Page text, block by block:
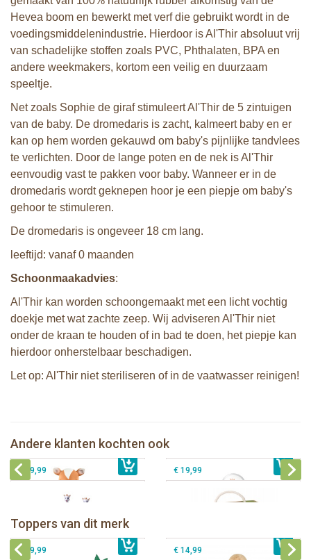
Hevea boom en bewerkt met verf die gebruikt wordt in de
voedingsmiddelenindustrie. Hierdoor is Al'Thir absoluut vrij
van schadelijke stoffen zoals PVC, Phthalaten, BPA en
andere weekmakers, kortom een veilig en duurzaam
speeltje.
Net zoals Sophie de giraf stimuleert Al'Thir de 5 zintuigen
van de baby. De dromedaris is zacht, kalmeert baby en er
kan op hem worden gekauwd om baby's pijnlijke tandvlees
te verlichten. Door de lange poten en de nek is Al'Thir
eenvoudig vast te pakken voor baby. Wanneer er in de
dromedaris wordt geknepen hoor je een piepje om baby's
gehoor te stimuleren.
De dromedaris is ongeveer 18 cm lang.
leeftijd: vanaf 0 maanden
Schoonmaakadvies:
Al'Thir kan worden schoongemaakt met een licht vochtig
doekje met wat zachte zeep. Wij adviseren Al'Thir niet
onder de kraan te houden of in bad te doen, het piepje kan
hierdoor onherstelbaar beschadigen.
Let op: Al'Thir niet steriliseren of in de vaatwasser reinigen!
Andere klanten kochten ook
€ 21,99
Sophie de giraf muziekdoosje -
Karamel
€ 29,99 € 19,99
Toppers van dit merk
Sophie de giraf Rollin' speelrol IEUF
€ 26,99
Sophie de giraf Baby Seat & Play
IEUF
Sophie de giraf Activity Wheel
€ 39,99 € 14,99